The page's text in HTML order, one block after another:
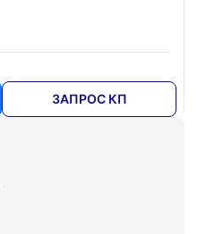
ЗАПРОС КП